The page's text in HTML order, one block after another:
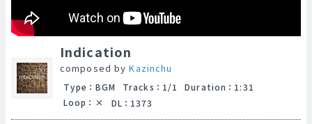
Indication
composed byKazinchu
Type ： BGM Tracks ： 1/1 Duration ： 1:31
Loop ： DL ： 1373